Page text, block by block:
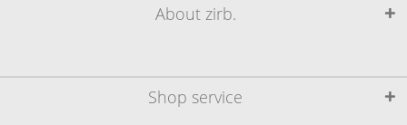
Shop service
About zirb.